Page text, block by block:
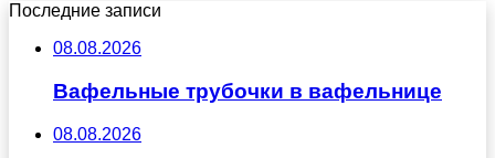
Последние записи
08.08.2026
Вафельные трубочки в вафельнице
08.08.2026